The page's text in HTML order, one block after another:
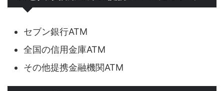
セブン銀行ATM
全国の信用金庫ATM
その他提携金融機関ATM